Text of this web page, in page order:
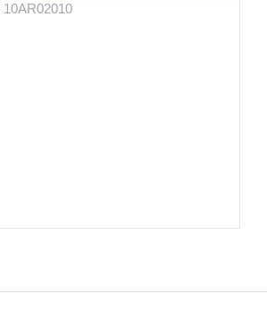
10AR02010